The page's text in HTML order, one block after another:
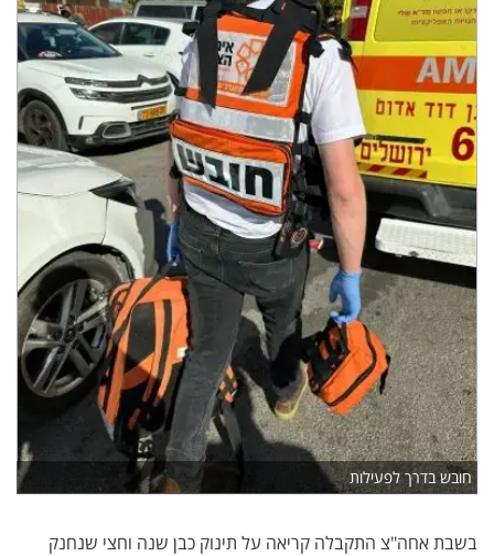
חובש בדרך לפעילות
בשבת אחה"צ התקבלה קריאה על תינוק כבן שנה וחצי שנחנק